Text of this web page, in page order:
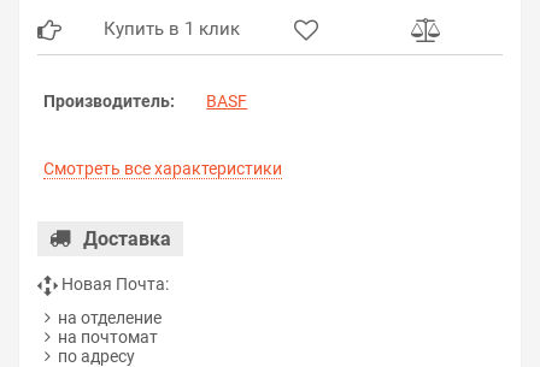
Купить в 1 клик
Производитель: BASF
Смотреть все характеристики
Доставка
Новая Почта:
на отделение
на почтомат
по адресу